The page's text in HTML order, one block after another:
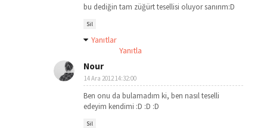
bu dediğin tam züğürt tesellisi oluyor sanırım:D
Sil
Yanıtlar
Yanıtla
Nour
14 Ara 2012 14:32:00
Ben onu da bulamadım ki, ben nasıl teselli
edeyim kendimi :D :D :D
Sil